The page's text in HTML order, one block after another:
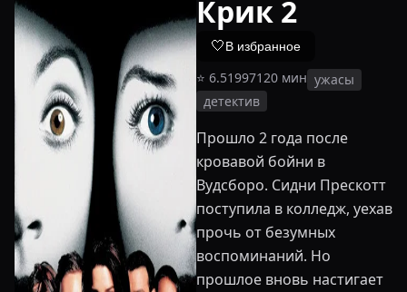
Крик 2
🤍В избранное
⭐ 6.51997120 мин ужасы
детектив
Прошло 2 года после
кровавой бойни в
Вудсборо. Сидни Прескотт
поступила в колледж, уехав
прочь от безумных
воспоминаний. Но
прошлое вновь настигает